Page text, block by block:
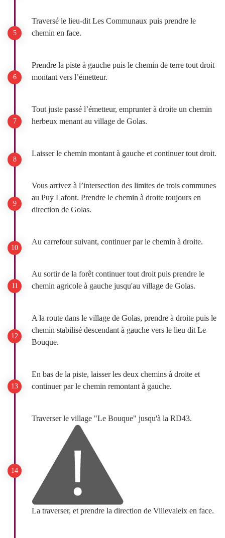
Traversé le lieu-dit Les Communaux puis prendre le
chemin en face.
Prendre la piste à gauche puis le chemin de terre tout droit
montant vers l’émetteur.
Tout juste passé l’émetteur, emprunter à droite un chemin
herbeux menant au village de Golas.
Laisser le chemin montant à gauche et continuer tout droit.
Vous arrivez à l’intersection des limites de trois communes
au Puy Lafont. Prendre le chemin à droite toujours en
direction de Golas.
Au carrefour suivant, continuer par le chemin à droite.
Au sortir de la forêt continuer tout droit puis prendre le
chemin agricole à gauche jusqu'au village de Golas.
A la route dans le village de Golas, prendre à droite puis le
chemin stabilisé descendant à gauche vers le lieu dit Le
Bouque.
En bas de la piste, laisser les deux chemins à droite et
continuer par le chemin remontant à gauche.
Traverser le village "Le Bouque" jusqu'à la RD43.
La traverser, et prendre la direction de Villevaleix en face.